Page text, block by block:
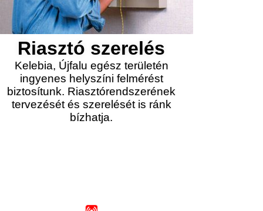
Riasztó szerelés
Kelebia, Újfalu egész területén
ingyenes helyszíni felmérést
biztosítunk. Riasztórendszerének
tervezését és szerelését is ránk
bízhatja.